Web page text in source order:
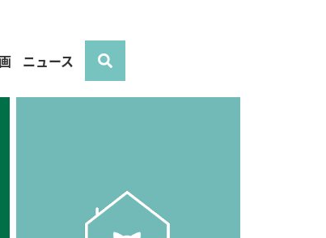
ニュース